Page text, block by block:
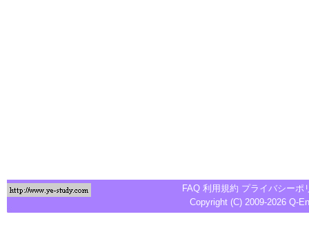
FAQ 利用規約 プライバシーポ
Copyright (C) 2009-2026 Q-